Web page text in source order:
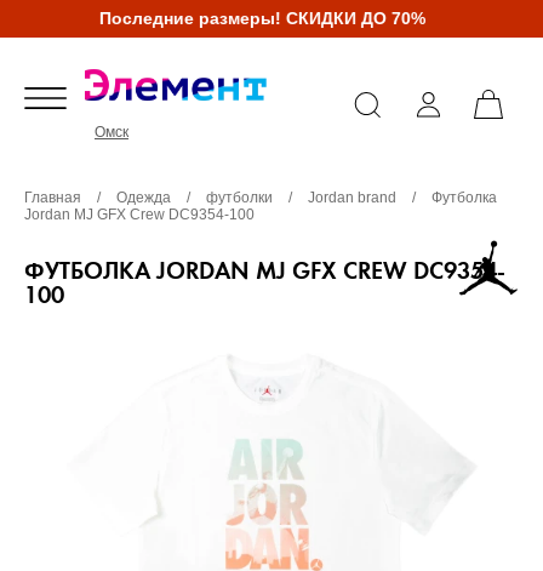
Последние размеры! СКИДКИ ДО 70%
Омск
Главная / Одежда / футболки / Jordan brand /
Футболка
Jordan MJ GFX Crew DC9354-100
ФУТБОЛКА JORDAN MJ GFX CREW DC9354-
100